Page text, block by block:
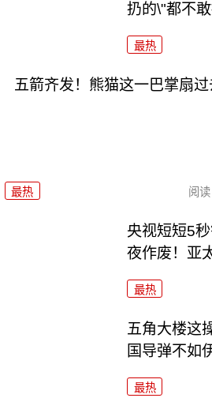
扔的\"都不敢
最热
五箭齐发！熊猫这一巴掌扇
最热 阅读
央视短短5
夜作废！亚
最热
五角大楼这
国导弹不如
最热